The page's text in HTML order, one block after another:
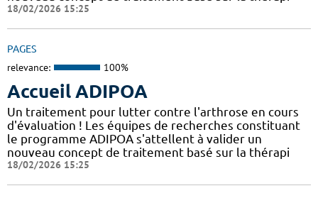
18/02/2026 15:25
PAGES
relevance: 100%
Accueil ADIPOA
Un traitement pour lutter contre l'arthrose en cours
d'évaluation ! Les équipes de recherches constituant
le programme ADIPOA s'attellent à valider un
nouveau concept de traitement basé sur la thérapi
18/02/2026 15:25